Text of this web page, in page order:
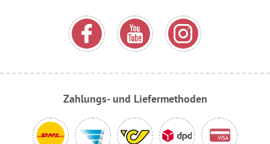
Zahlungs- und Liefermethoden